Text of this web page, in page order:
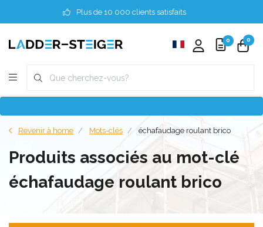
Plus de 10 000 clients satisfaits
0 0
Revenir à home Mots-clés échafaudage roulant brico
Produits associés au mot-clé
échafaudage roulant brico